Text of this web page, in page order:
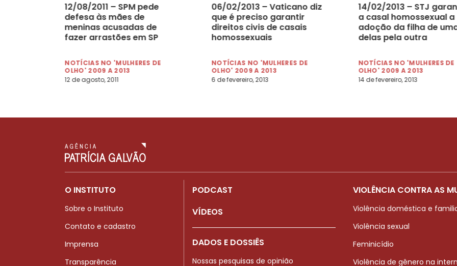
12/08/2011 – SPM pede
defesa às mães de
meninas acusadas de
fazer arrastões em SP
NOTÍCIAS NO 'MULHERES DE
OLHO' 2009 A 2013
12 de agosto, 2011
06/02/2013 – Vaticano diz
que é preciso garantir
direitos civis de casais
homossexuais
NOTÍCIAS NO 'MULHERES DE
OLHO' 2009 A 2013
6 de fevereiro, 2013
14/02/2013 – STJ
a casal homossexual a
adoção da filha de
delas pela outra
NOTÍCIAS NO 'MULHERES DE
OLHO' 2009 A 2013
14 de fevereiro, 2013
O INSTITUTO
Sobre o Instituto
Contato e cadastro
Imprensa
Transparência
PODCAST
VÍDEOS
DADOS E DOSSIÊS
Nossas pesquisas de opinião
VIOLÊNCIA CONTRA AS
Violência doméstica e
Violência sexual
Feminicídio
Violência de gênero na